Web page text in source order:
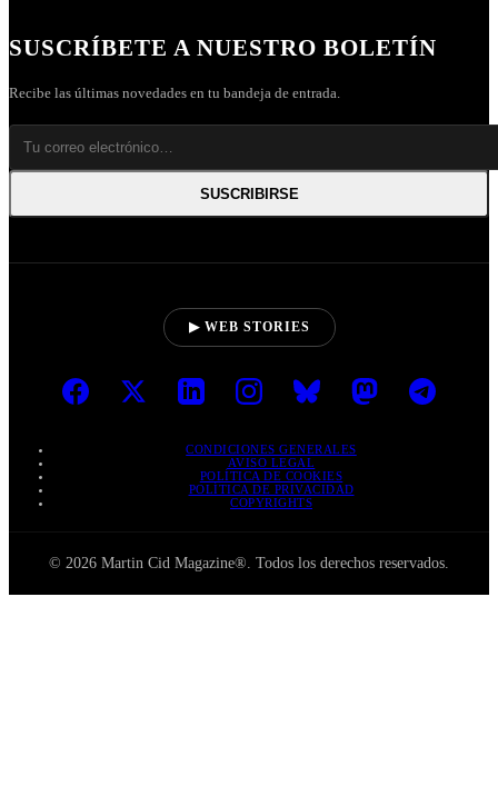
SUSCRÍBETE A NUESTRO BOLETÍN
Recibe las últimas novedades en tu bandeja de entrada.
SUSCRIBIRSE
▶ WEB STORIES
CONDICIONES GENERALES
AVISO LEGAL
POLÍTICA DE COOKIES
POLÍTICA DE PRIVACIDAD
COPYRIGHTS
© 2026 Martin Cid Magazine®. Todos los derechos reservados.